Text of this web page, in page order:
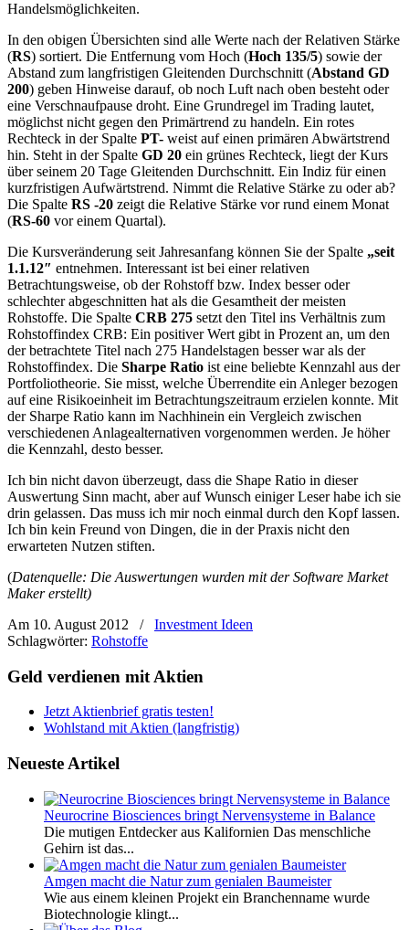
Handelsmöglichkeiten.
In den obigen Übersichten sind alle Werte nach der Relativen Stärke
(RS) sortiert. Die Entfernung vom Hoch (Hoch 135/5) sowie der
Abstand zum langfristigen Gleitenden Durchschnitt (Abstand GD
200) geben Hinweise darauf, ob noch Luft nach oben besteht oder
eine Verschnaufpause droht. Eine Grundregel im Trading lautet,
möglichst nicht gegen den Primärtrend zu handeln. Ein rotes
Rechteck in der Spalte PT- weist auf einen primären Abwärtstrend
hin. Steht in der Spalte GD 20 ein grünes Rechteck, liegt der Kurs
über seinem 20 Tage Gleitenden Durchschnitt. Ein Indiz für einen
kurzfristigen Aufwärtstrend. Nimmt die Relative Stärke zu oder ab?
Die Spalte RS -20 zeigt die Relative Stärke vor rund einem Monat
(RS-60 vor einem Quartal).
Die Kursveränderung seit Jahresanfang können Sie der Spalte „seit
1.1.12″ entnehmen. Interessant ist bei einer relativen
Betrachtungsweise, ob der Rohstoff bzw. Index besser oder
schlechter abgeschnitten hat als die Gesamtheit der meisten
Rohstoffe. Die Spalte CRB 275 setzt den Titel ins Verhältnis zum
Rohstoffindex CRB: Ein positiver Wert gibt in Prozent an, um den
der betrachtete Titel nach 275 Handelstagen besser war als der
Rohstoffindex. Die Sharpe Ratio ist eine beliebte Kennzahl aus der
Portfoliotheorie. Sie misst, welche Überrendite ein Anleger bezogen
auf eine Risikoeinheit im Betrachtungszeitraum erzielen konnte. Mit
der Sharpe Ratio kann im Nachhinein ein Vergleich zwischen
verschiedenen Anlagealternativen vorgenommen werden. Je höher
die Kennzahl, desto besser.
Ich bin nicht davon überzeugt, dass die Shape Ratio in dieser
Auswertung Sinn macht, aber auf Wunsch einiger Leser habe ich sie
drin gelassen. Das muss ich mir noch einmal durch den Kopf lassen.
Ich bin kein Freund von Dingen, die in der Praxis nicht den
erwarteten Nutzen stiften.
(Datenquelle: Die Auswertungen wurden mit der Software Market
Maker erstellt)
Am 10. August 2012
/
Investment Ideen
Schlagwörter: Rohstoffe
Geld verdienen mit Aktien
Jetzt Aktienbrief gratis testen!
Wohlstand mit Aktien (langfristig)
Neueste Artikel
Neurocrine Biosciences bringt Nervensysteme in Balance
Die mutigen Entdecker aus Kalifornien Das menschliche
Gehirn ist das...
Amgen macht die Natur zum genialen Baumeister
Wie aus einem kleinen Projekt ein Branchenname wurde
Biotechnologie klingt...